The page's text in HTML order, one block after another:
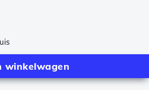
winkelwagen